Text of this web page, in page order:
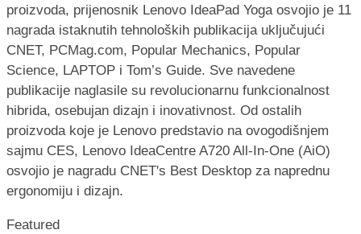
proizvoda, prijenosnik Lenovo IdeaPad Yoga osvojio je 11
nagrada istaknutih tehnoloških publikacija uključujući
CNET, PCMag.com, Popular Mechanics, Popular
Science, LAPTOP i Tom’s Guide. Sve navedene
publikacije naglasile su revolucionarnu funkcionalnost
hibrida, osebujan dizajn i inovativnost. Od ostalih
proizvoda koje je Lenovo predstavio na ovogodišnjem
sajmu CES, Lenovo IdeaCentre A720 All-In-One (AiO)
osvojio je nagradu CNET's Best Desktop za naprednu
ergonomiju i dizajn.
Featured